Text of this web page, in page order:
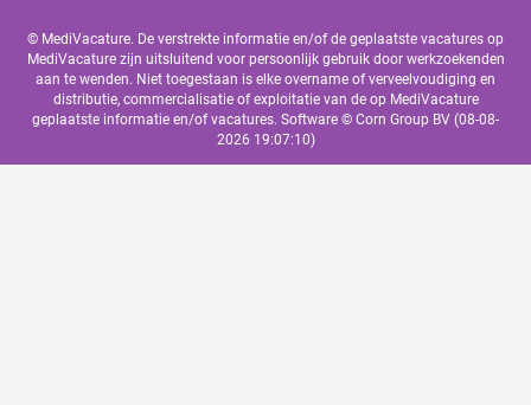
© MediVacature. De verstrekte informatie en/of de geplaatste vacatures op
MediVacature zijn uitsluitend voor persoonlijk gebruik door werkzoekenden
aan te wenden. Niet toegestaan is elke overname of verveelvoudiging en
distributie, commercialisatie of exploitatie van de op MediVacature
geplaatste informatie en/of vacatures. Software © Corn Group BV (08-08-
2026 19:07:10)